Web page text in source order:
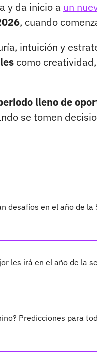
y da inicio a un
, cuando
intuición y
como
lleno de
se tomen
desafíos en el año de la
les irá en el año de la
Predicciones para